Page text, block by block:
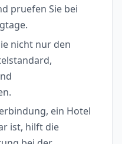
pruefen Sie bei
nicht nur den
ein Hotel
ist, hilft die